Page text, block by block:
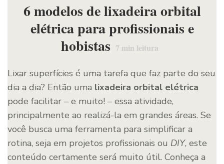
6 modelos de lixadeira orbital
elétrica para profissionais e
hobistas 7 min leitura
Lixar superfícies é uma tarefa que faz parte do seu
dia a dia? Então uma lixadeira orbital elétrica
pode facilitar – e muito! – essa atividade,
principalmente ao realizá-la em grandes áreas. Se
você busca uma ferramenta para simplificar a
rotina, seja em projetos profissionais ou DIY, este
conteúdo certamente será muito útil. Conheça a